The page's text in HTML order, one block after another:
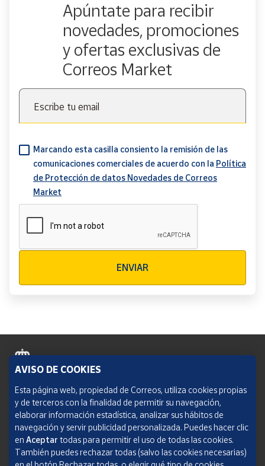
Apúntate para recibir
novedades, promociones
y ofertas exclusivas de
Correos Market
Escribe tu email
Marcando esta casilla consiento la remisión de las
comunicaciones comerciales de acuerdo con la Política
de Protección de datos Novedades de Correos
Market
ENVIAR
Política de cookies
Aviso legal
Condiciones del servicio
Política de Privacidad Web
AVISO DE COOKIES
Esta página web, propiedad de Correos, utiliza cookies propias
y de terceros con la finalidad de permitir su navegación,
elaborar información estadística, analizar sus hábitos de
navegación y servir publicidad personalizada. Puedes hacer clic
en Aceptar todas para permitir el uso de todas las cookies.
También puedes rechazar todas (salvo las cookies necesarias)